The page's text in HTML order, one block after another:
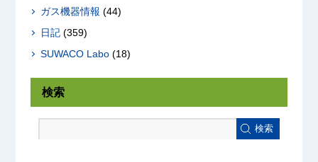
ガス機器情報 (44)
日記(359)
SUWACO Labo(18)
検索
検索